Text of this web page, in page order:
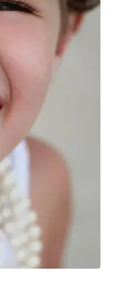
cea a
se
care le
acid în
care